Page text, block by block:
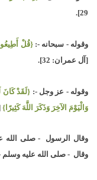
29].
وقوله - سبحانه -:{قُلْ
[آل عمران: 32].
وقوله - عز وجل -: {لَقَدْ كَانَ
وَالْيَوْمَ الآخِرَ وَذَكَرَ اللَّهَ كَثِيرًا}
وقال الرسول - صلى الله
وقال - صلى الله عليه